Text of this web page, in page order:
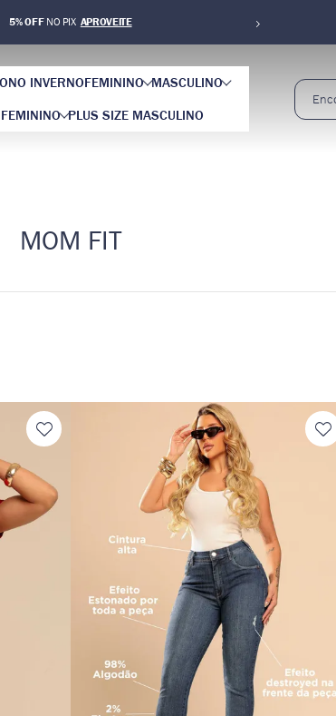
5% OFFNO PIX
INVERNOFEMININO MASCULINO
PLUS SIZE MASCULINO
MOM FIT